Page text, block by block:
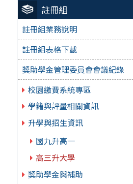
註冊組
註冊組業務說明
註冊組表格下載
獎助學金管理委員會會議紀錄
校園繳費系統專區
學籍與評量相關資訊
升學與招生資訊
國九升高一
高三升大學
獎助學金與補助